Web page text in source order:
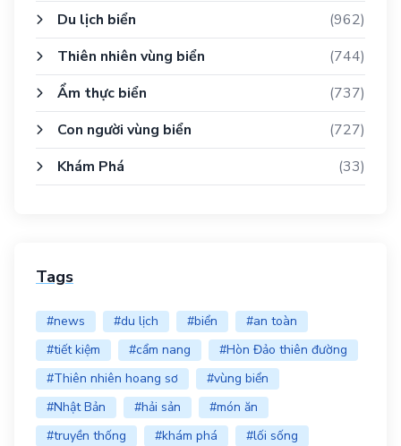
Du lịch biển
(962)
Thiên nhiên vùng biển
(744)
Ẩm thực biển
(737)
Con người vùng biển
(727)
Khám Phá
(33)
Tags
#news #du lịch #biển
#an toàn
#tiết kiệm
#cẩm nang
#Hòn Đảo thiên đường
#Thiên nhiên hoang sơ
#vùng biển
#Nhật Bản
#hải sản
#món ăn
#truyền thống
#khám phá
#lối sống